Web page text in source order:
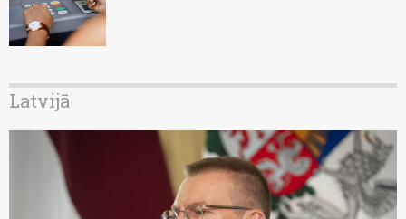
Latvijā